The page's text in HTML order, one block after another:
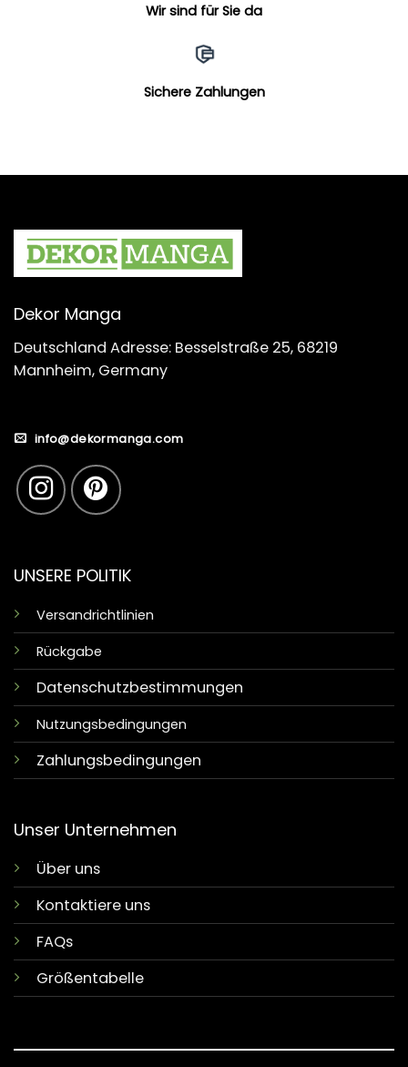
Wir sind für Sie da
Sichere Zahlungen
Dekor Manga
Deutschland Adresse: Besselstraße 25, 68219
Mannheim, Germany
info@dekormanga.com
UNSERE POLITIK
Versandrichtlinien
Rückgabe
Datenschutzbestimmungen
Nutzungsbedingungen
Zahlungsbedingungen
Unser Unternehmen
Über uns
Kontaktiere uns
FAQs
Größentabelle